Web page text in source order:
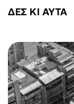
ΔΕΣ ΚΙ ΑΥΤΆ